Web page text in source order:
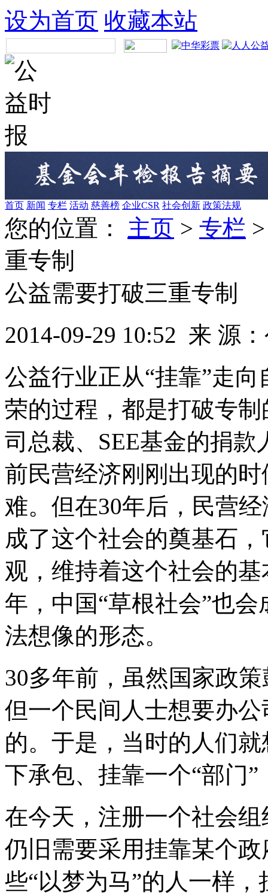
设为首页 收藏本站
首页 新闻 专栏 活动 慈善榜 企业CSR 社会创新 政策法规
您的位置： 主页 > 专栏
重专制
公益需要打破三重专制
2014-09-29 10:52 来 源
公益行业正从“挂靠”走
荣的过程，都是打破专
司总裁、SEE基金的捐
前民营经济刚刚出现的
难。但在30年后，民营
成了这个社会的奠基石
观，维持着这个社会的
年，中国“草根社会”也
法想像的形态。
30多年前，虽然国家政
但一个民间人士想要办
的。于是，当时的人们
下承包、挂靠一个“部门
在今天，注册一个社会
仍旧需要采用挂靠某个
些“以梦为马”的人一样